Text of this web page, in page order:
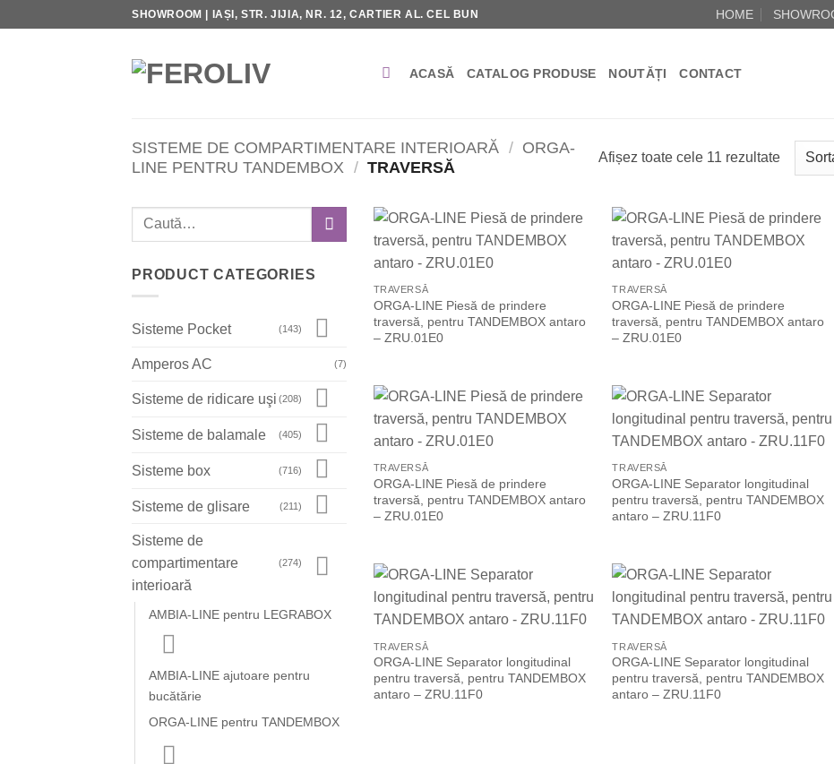
to
SHOWROOM | IAȘI, STR. JIJIA, NR. 12, CARTIER AL. CEL BUN HOME
ACASĂ CATALOG PRODUSE NOUTĂȚI CONTACT
SISTEME DE COMPARTIMENTARE INTERIOARĂ / ORGA-
LINE PENTRU TANDEMBOX / TRAVERSĂ
Afișez toate cele 11 rezultate
Caută
PRODUCT CATEGORIES
Sisteme Pocket (143)
Amperos AC (7)
Sisteme de ridicare uşi (208)
Sisteme de balamale (405)
Sisteme box (716)
Sisteme de glisare (211)
Sisteme de
compartimentare
interioară
(274)
AMBIA-LINE pentru LEGRABOX
AMBIA-LINE ajutoare pentru
bucătărie
ORGA-LINE pentru TANDEMBOX
TRAVERSĂ
ORGA-LINE Piesă de prindere
traversă, pentru TANDEMBOX antaro
– ZRU.01E0
TRAVERSĂ
ORGA-LINE Piesă de prindere
traversă, pentru TANDEMBOX antaro
– ZRU.01E0
TRAVERSĂ
ORGA-LINE Piesă de prindere
traversă, pentru TANDEMBOX antaro
– ZRU.01E0
Add to
Wishlist
TRAVERSĂ
ORGA-LINE Separator longitudinal
pentru traversă, pentru TANDEMBOX
antaro – ZRU.11F0
Add to
Wishlist
TRAVERSĂ
ORGA-LINE Separator longitudinal
pentru traversă, pentru TANDEMBOX
antaro – ZRU.11F0
Add to
Wishlist
TRAVERSĂ
ORGA-LINE Separator longitudinal
pentru traversă, pentru TANDEMBOX
antaro – ZRU.11F0